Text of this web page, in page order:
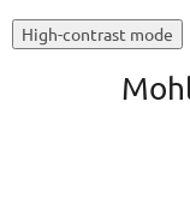
High-contrast mode